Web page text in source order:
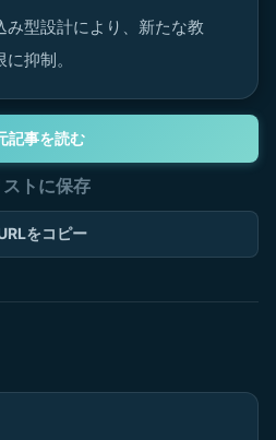
み型設計により、新たな教
抑制。
記事を読む
ストに保存
をコピー